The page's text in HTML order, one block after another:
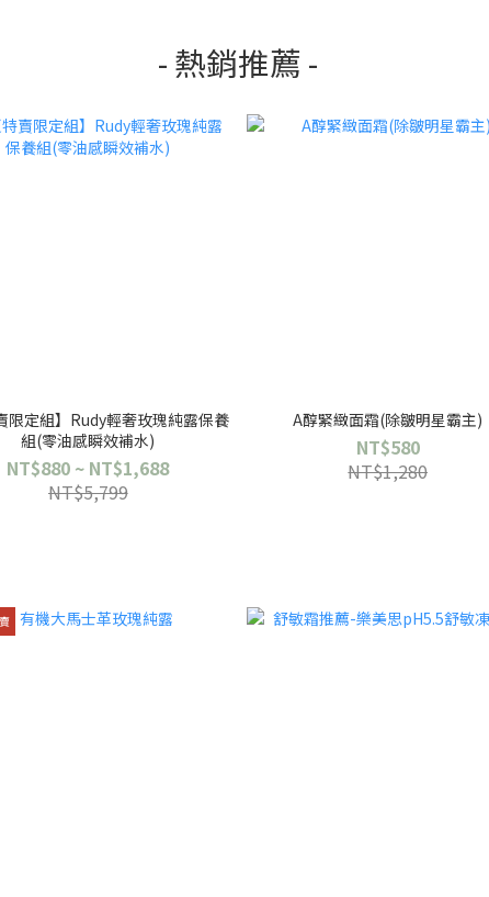
- 熱銷推薦 -
限定組】Rudy輕奢玫瑰純露保養
組(零油感瞬效補水)
NT$880 ~ NT$1,688
NT$5,799
A醇緊緻面霜(除皺明星霸主)
NT$580
NT$1,280